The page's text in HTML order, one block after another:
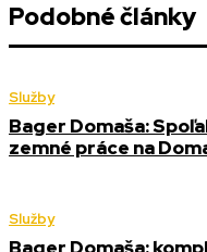
Podobné články
Služby
Bager Domaša:
zemné práce na
Služby